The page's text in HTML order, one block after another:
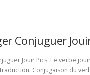
Conjuguer
Jouir Pics. Le verbe
Conjugaison du